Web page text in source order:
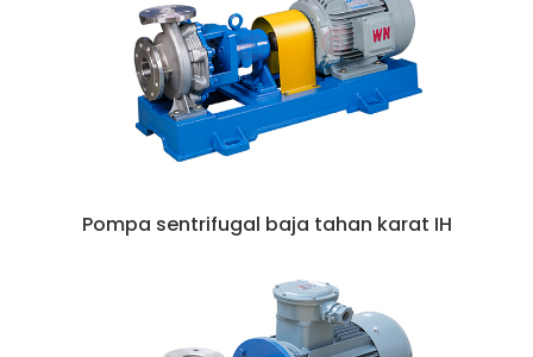
Pompa sentrifugal baja tahan karat IH